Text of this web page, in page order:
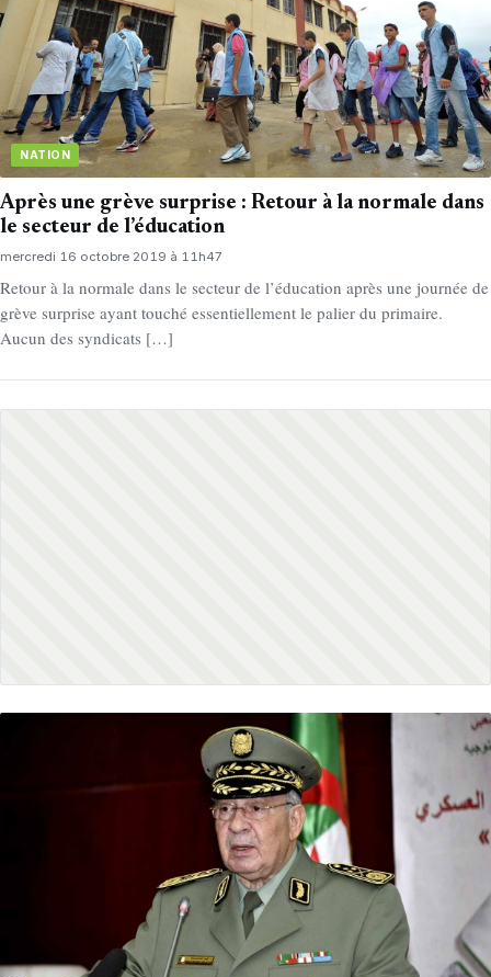
NATION
Après une grève surprise : Retour à la normale dans
le secteur de l’éducation
mercredi 16 octobre 2019 à 11h47
Retour à la normale dans le secteur de l’éducation après une journée de
grève surprise ayant touché essentiellement le palier du primaire.
Aucun des syndicats […]